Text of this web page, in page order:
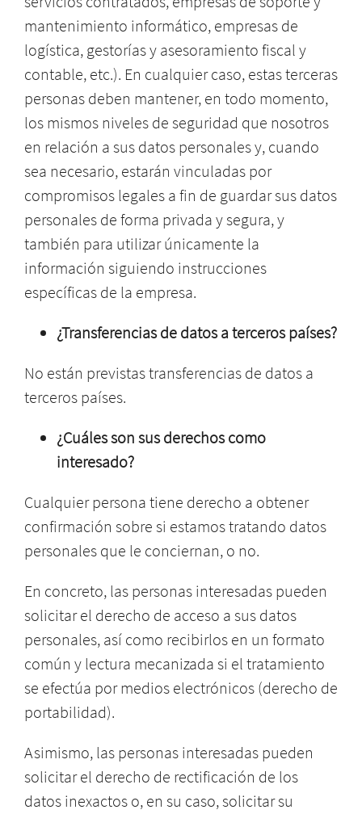
mantenimiento informático, empresas de
logística, gestorías y asesoramiento fiscal y
contable, etc.). En cualquier caso, estas terceras
personas deben mantener, en todo momento,
los mismos niveles de seguridad que nosotros
en relación a sus datos personales y, cuando
sea necesario, estarán vinculadas por
compromisos legales a fin de guardar sus datos
personales de forma privada y segura, y
también para utilizar únicamente la
información siguiendo instrucciones
específicas de la empresa.
¿Transferencias de datos a terceros países?
No están previstas transferencias de datos a
terceros países.
¿Cuáles son sus derechos como
interesado?
Cualquier persona tiene derecho a obtener
confirmación sobre si estamos tratando datos
personales que le conciernan, o no.
En concreto, las personas interesadas pueden
solicitar el derecho de acceso a sus datos
personales, así como recibirlos en un formato
común y lectura mecanizada si el tratamiento
se efectúa por medios electrónicos (derecho de
portabilidad).
Asimismo, las personas interesadas pueden
solicitar el derecho de rectificación de los
datos inexactos o, en su caso, solicitar su